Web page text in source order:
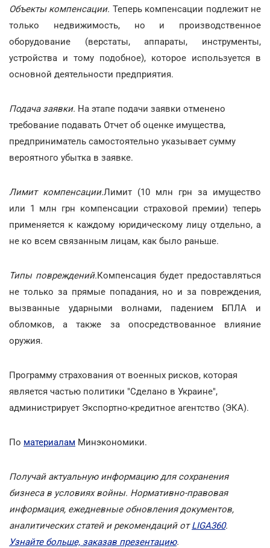
Объекты компенсации. Теперь компенсации подлежит не
только недвижимость, но и производственное
оборудование (верстаты, аппараты, инструменты,
устройства и тому подобное), которое используется в
основной деятельности предприятия.
Подача заявки. На этапе подачи заявки отменено
требование подавать Отчет об оценке имущества,
предприниматель самостоятельно указывает сумму
вероятного убытка в заявке.
Лимит компенсации.Лимит (10 млн грн за имущество
или 1 млн грн компенсации страховой премии) теперь
применяется к каждому юридическому лицу отдельно, а
не ко всем связанным лицам, как было раньше.
Типы повреждений.Компенсация будет предоставляться
не только за прямые попадания, но и за повреждения,
вызванные ударными волнами, падением БПЛА и
обломков, а также за опосредствованное влияние
оружия.
Программу страхования от военных рисков, которая
является частью политики "Сделано в Украине",
администрирует Экспортно-кредитное агентство (ЭКА).
По материалам Минэкономики.
Получай актуальную информацию для сохранения
бизнеса в условиях войны. Нормативно-правовая
информация, ежедневные обновления документов,
аналитических статей и рекомендаций отLIGA360.
Узнайте больше, заказав презентацию.